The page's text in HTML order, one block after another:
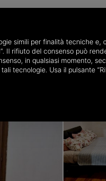
Apartments for sale in
simili per finalità tecniche e,
Il rifiuto del consenso può
in qualsiasi momento,
tecnologie. Usa il pulsante